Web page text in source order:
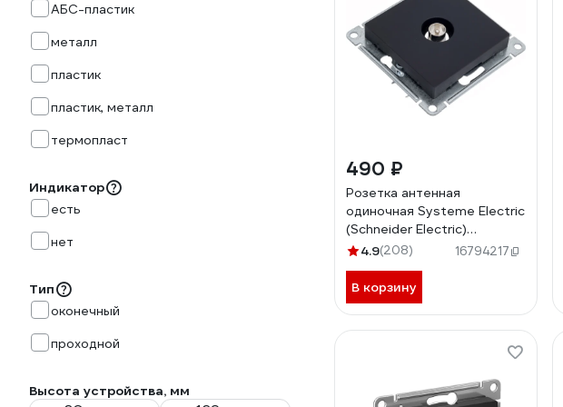
АБС-пластик
металл
пластик
пластик, металл
термопласт
Индикатор
есть
нет
Тип
оконечный
проходной
Высота устройства, мм
490 ₽
Розетка антенная
одиночная Systeme Electric
(Schneider Electric)
AtlasDesign карбон TV
4.9(208) 16794217
В корзину